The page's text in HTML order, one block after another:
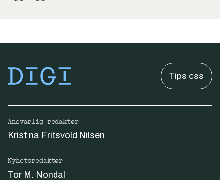
Tips oss
Ansvarlig redaktør
Kristina Fritsvold Nilsen
Nyhetsredaktør
Tor M. Nondal